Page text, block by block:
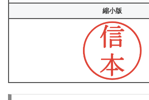
縮小版